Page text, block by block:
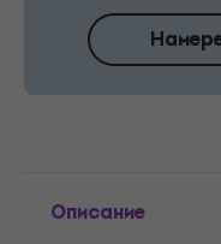
Описание